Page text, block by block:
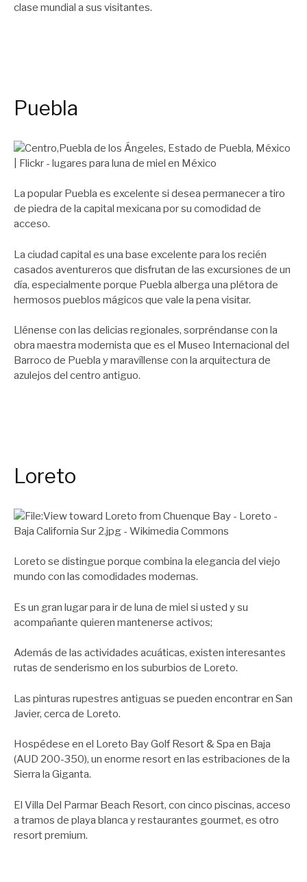
clase mundial a sus visitantes.
Puebla
La popular Puebla es excelente si desea permanecer a tiro
de piedra de la capital mexicana por su comodidad de
acceso.
La ciudad capital es una base excelente para los recién
casados aventureros que disfrutan de las excursiones de un
día, especialmente porque Puebla alberga una plétora de
hermosos pueblos mágicos que vale la pena visitar.
Llénense con las delicias regionales, sorpréndanse con la
obra maestra modernista que es el Museo Internacional del
Barroco de Puebla y maravíllense con la arquitectura de
azulejos del centro antiguo.
Loreto
Loreto se distingue porque combina la elegancia del viejo
mundo con las comodidades modernas.
Es un gran lugar para ir de luna de miel si usted y su
acompañante quieren mantenerse activos;
Además de las actividades acuáticas, existen interesantes
rutas de senderismo en los suburbios de Loreto.
Las pinturas rupestres antiguas se pueden encontrar en San
Javier, cerca de Loreto.
Hospédese en el Loreto Bay Golf Resort & Spa en Baja
(AUD 200-350), un enorme resort en las estribaciones de la
Sierra la Giganta.
El Villa Del Parmar Beach Resort, con cinco piscinas, acceso
a tramos de playa blanca y restaurantes gourmet, es otro
resort premium.